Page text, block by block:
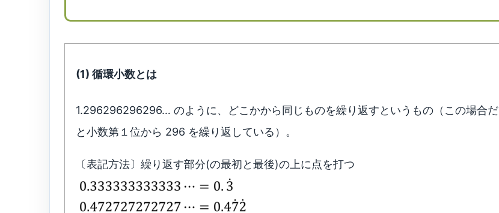
(1) 循環小数とは
1.296296296296… のように、どこかから同じものを繰り返すというもの（この場合だ
と小数第１位から 296 を繰り返している）。
〔表記方法〕繰り返す部分(の最初と最後)の上に点を打つ